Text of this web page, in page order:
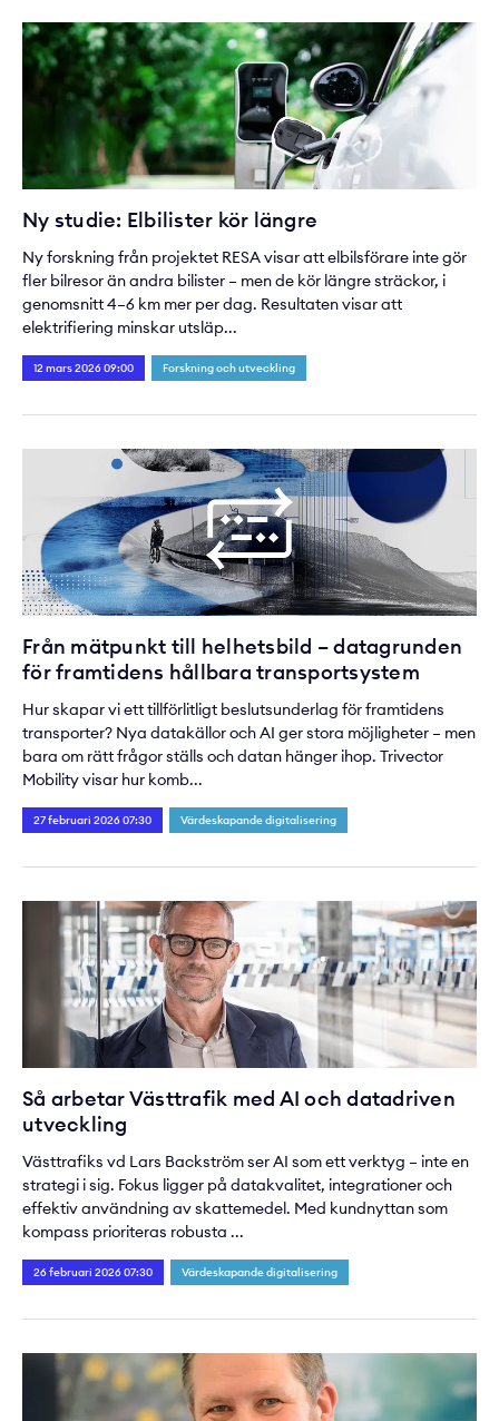
Ny studie: Elbilister kör längre
Ny forskning från projektet RESA visar att elbilsförare inte gör
fler bilresor än andra bilister – men de kör längre sträckor, i
genomsnitt 4–6 km mer per dag. Resultaten visar att
elektrifiering minskar utsläp...
12 mars 2026 09:00 Forskning och utveckling
Från mätpunkt till helhetsbild – datagrunden
för framtidens hållbara transportsystem
Hur skapar vi ett tillförlitligt beslutsunderlag för framtidens
transporter? Nya datakällor och AI ger stora möjligheter – men
bara om rätt frågor ställs och datan hänger ihop. Trivector
Mobility visar hur komb...
27 februari 2026 07:30 Värdeskapande digitalisering
Så arbetar Västtrafik med AI och datadriven
utveckling
Västtrafiks vd Lars Backström ser AI som ett verktyg – inte en
strategi i sig. Fokus ligger på datakvalitet, integrationer och
effektiv användning av skattemedel. Med kundnyttan som
kompass prioriteras robusta ...
26 februari 2026 07:30 Värdeskapande digitalisering